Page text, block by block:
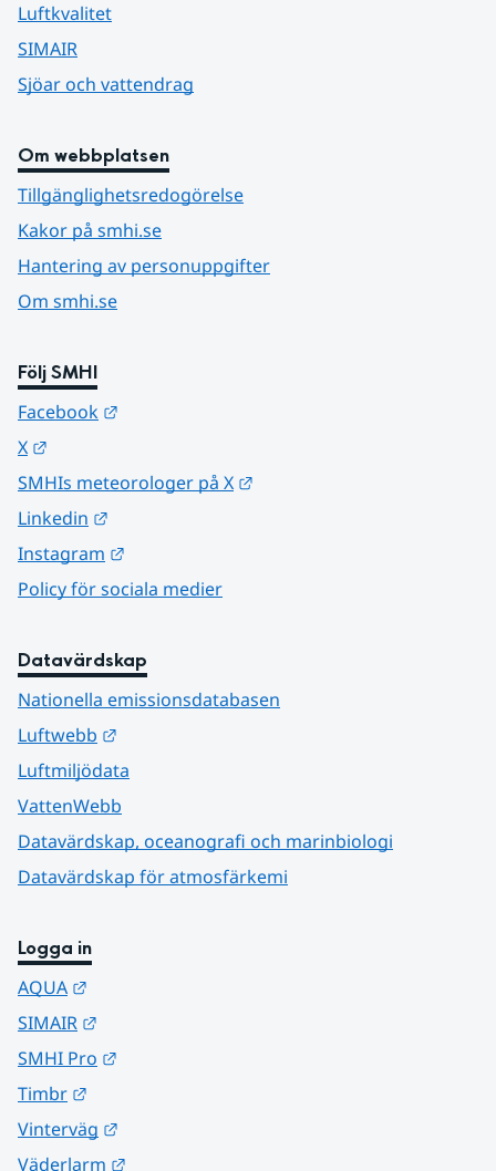
Luftkvalitet
SIMAIR
Sjöar och vattendrag
Om webbplatsen
Tillgänglighetsredogörelse
Kakor på smhi.se
Hantering av personuppgifter
Om smhi.se
Följ SMHI
Facebook
X
SMHIs meteorologer på X
Linkedin
Instagram
Policy för sociala medier
Datavärdskap
Nationella emissionsdatabasen
Luftwebb
Luftmiljödata
VattenWebb
Datavärdskap, oceanografi och marinbiologi
Datavärdskap för atmosfärkemi
Logga in
AQUA
SIMAIR
SMHI Pro
Timbr
Vinterväg
Väderlarm